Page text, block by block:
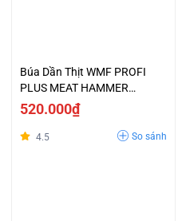
Búa Dần Thịt WMF PROFI
PLUS MEAT HAMMER
-1872946030
520.000₫
4.5 So sánh